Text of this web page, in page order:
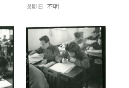
撮影日 不明